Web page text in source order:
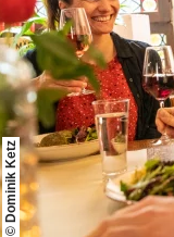
Shop
© Dominik Ketz